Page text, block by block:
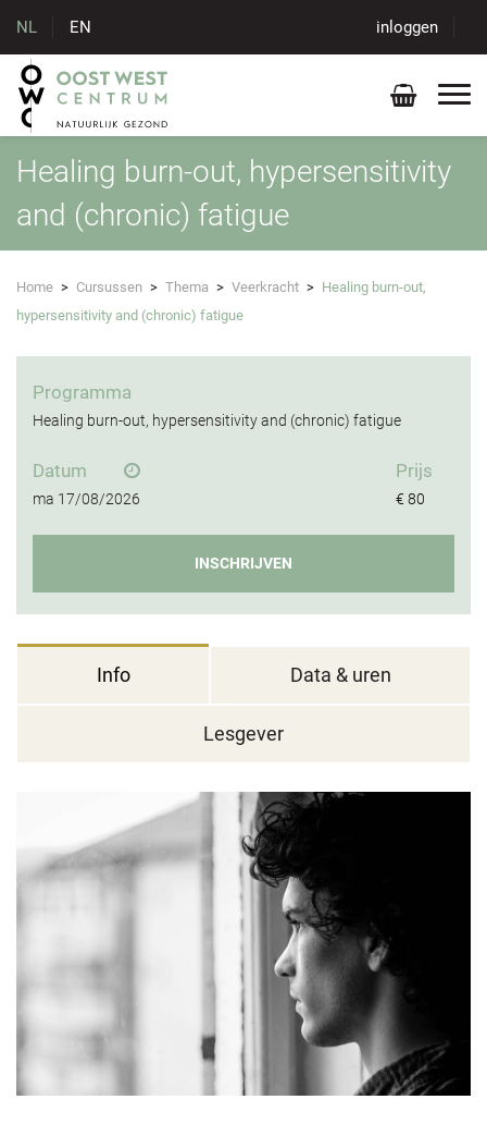
NL EN inloggen
Healing burn-out, hypersensitivity
and (chronic) fatigue
Home > Cursussen > Thema > Veerkracht > Healing burn-out,
hypersensitivity and (chronic) fatigue
Programma
Healing burn-out, hypersensitivity and (chronic) fatigue
Datum
ma 17/08/2026
Prijs
€ 80
INSCHRIJVEN
Info Data & uren
Lesgever